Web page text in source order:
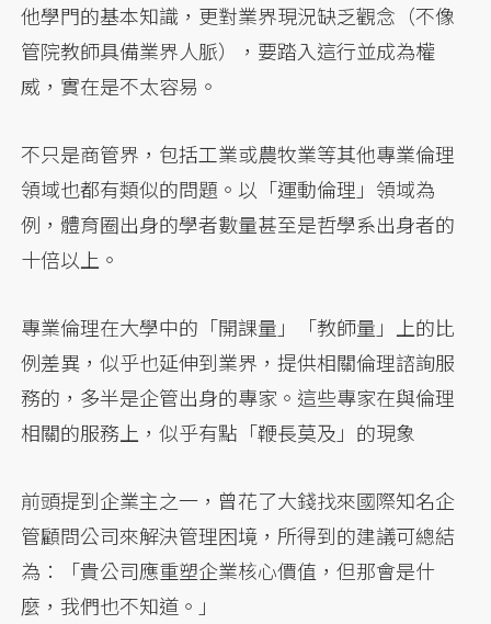
他學門的基本知識，更對業界現況缺乏觀念（不像
管院教師具備業界人脈），要踏入這行並成為權
威，實在是不太容易。
不只是商管界，包括工業或農牧業等其他專業倫理
領域也都有類似的問題。以「運動倫理」領域為
例，體育圈出身的學者數量甚至是哲學系出身者的
十倍以上。
專業倫理在大學中的「開課量」「教師量」上的比
例差異，似乎也延伸到業界，提供相關倫理諮詢服
務的，多半是企管出身的專家。這些專家在與倫理
相關的服務上，似乎有點「鞭長莫及」的現象
前頭提到企業主之一，曾花了大錢找來國際知名企
管顧問公司來解決管理困境，所得到的建議可總結
為：「貴公司應重塑企業核心價值，但那會是什
麼，我們也不知道。」